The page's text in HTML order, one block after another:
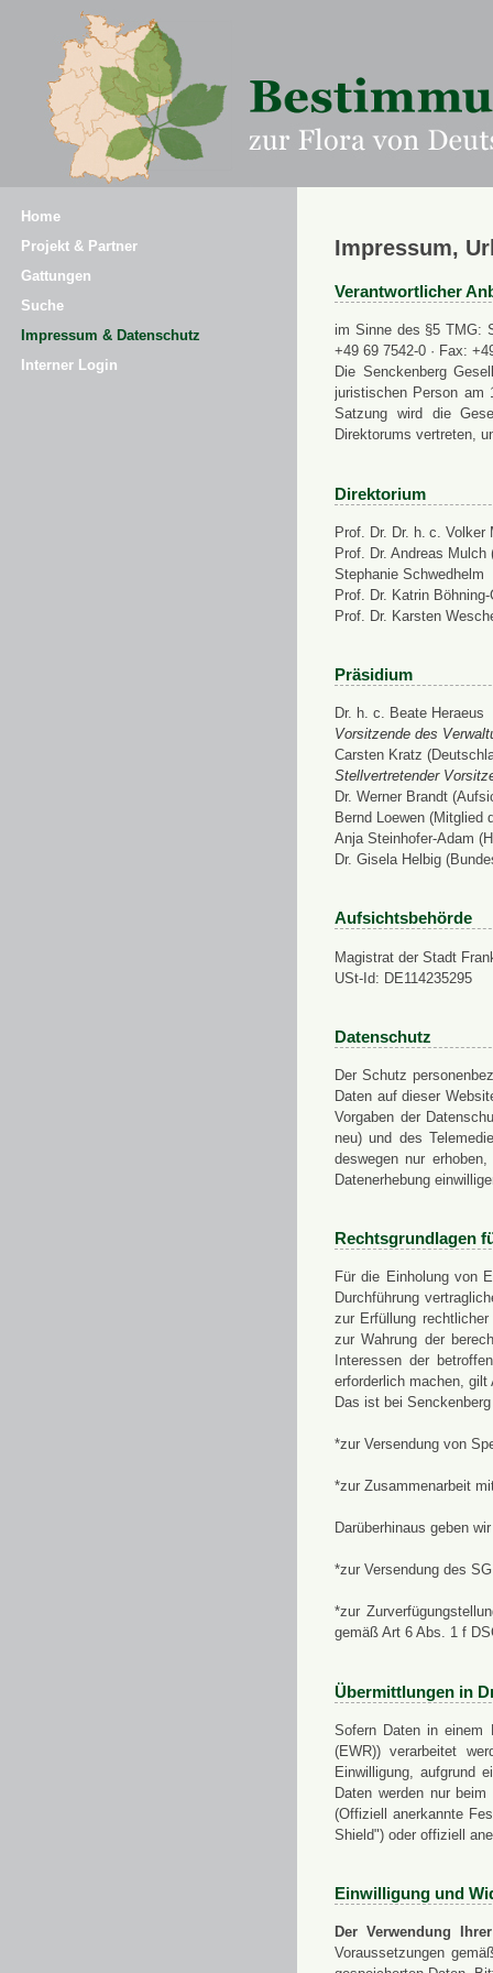
Home
Projekt & Partner
Gattungen
Suche
Impressum & Datenschutz
Interner Login
Impressum,
Verantwortlicher
im Sinne des §5 TMG:
+49 69 7542-0 · Fax:
Die Senckenberg
juristischen Person am
Satzung wird die
Direktorums vertreten,
Direktorium
Prof. Dr. Dr. h. c. Volker
Prof. Dr. Andreas
Stephanie Schwedhelm
Prof. Dr. Katrin
Prof. Dr. Karsten
Präsidium
Dr. h. c. Beate Heraeus
Vorsitzende des
Carsten Kratz
Stellvertretender
Dr. Werner Brandt
Bernd Loewen (Mitglied
Anja Steinhofer-Adam
Dr. Gisela Helbig
Aufsichtsbehörde
Magistrat der Stadt
USt-Id: DE114235295
Datenschutz
Der Schutz
Daten auf dieser
Vorgaben der
neu) und des
deswegen nur
Datenerhebung
Rechtsgrundlagen
Für die Einholung von
Durchführung
zur Erfüllung
zur Wahrung der
Interessen der
erforderlich machen,
Das ist bei
*zur Versendung von
*zur Zusammenarbeit
Darüberhinaus geben
*zur Versendung des
*zur
gemäß Art 6 Abs. 1 f
Übermittlungen in
Sofern Daten in einem
(EWR)) verarbeitet
Einwilligung, aufgrund
Daten werden nur
(Offiziell anerkannte
Shield") oder offiziell
Einwilligung und
Der Verwendung
Voraussetzungen